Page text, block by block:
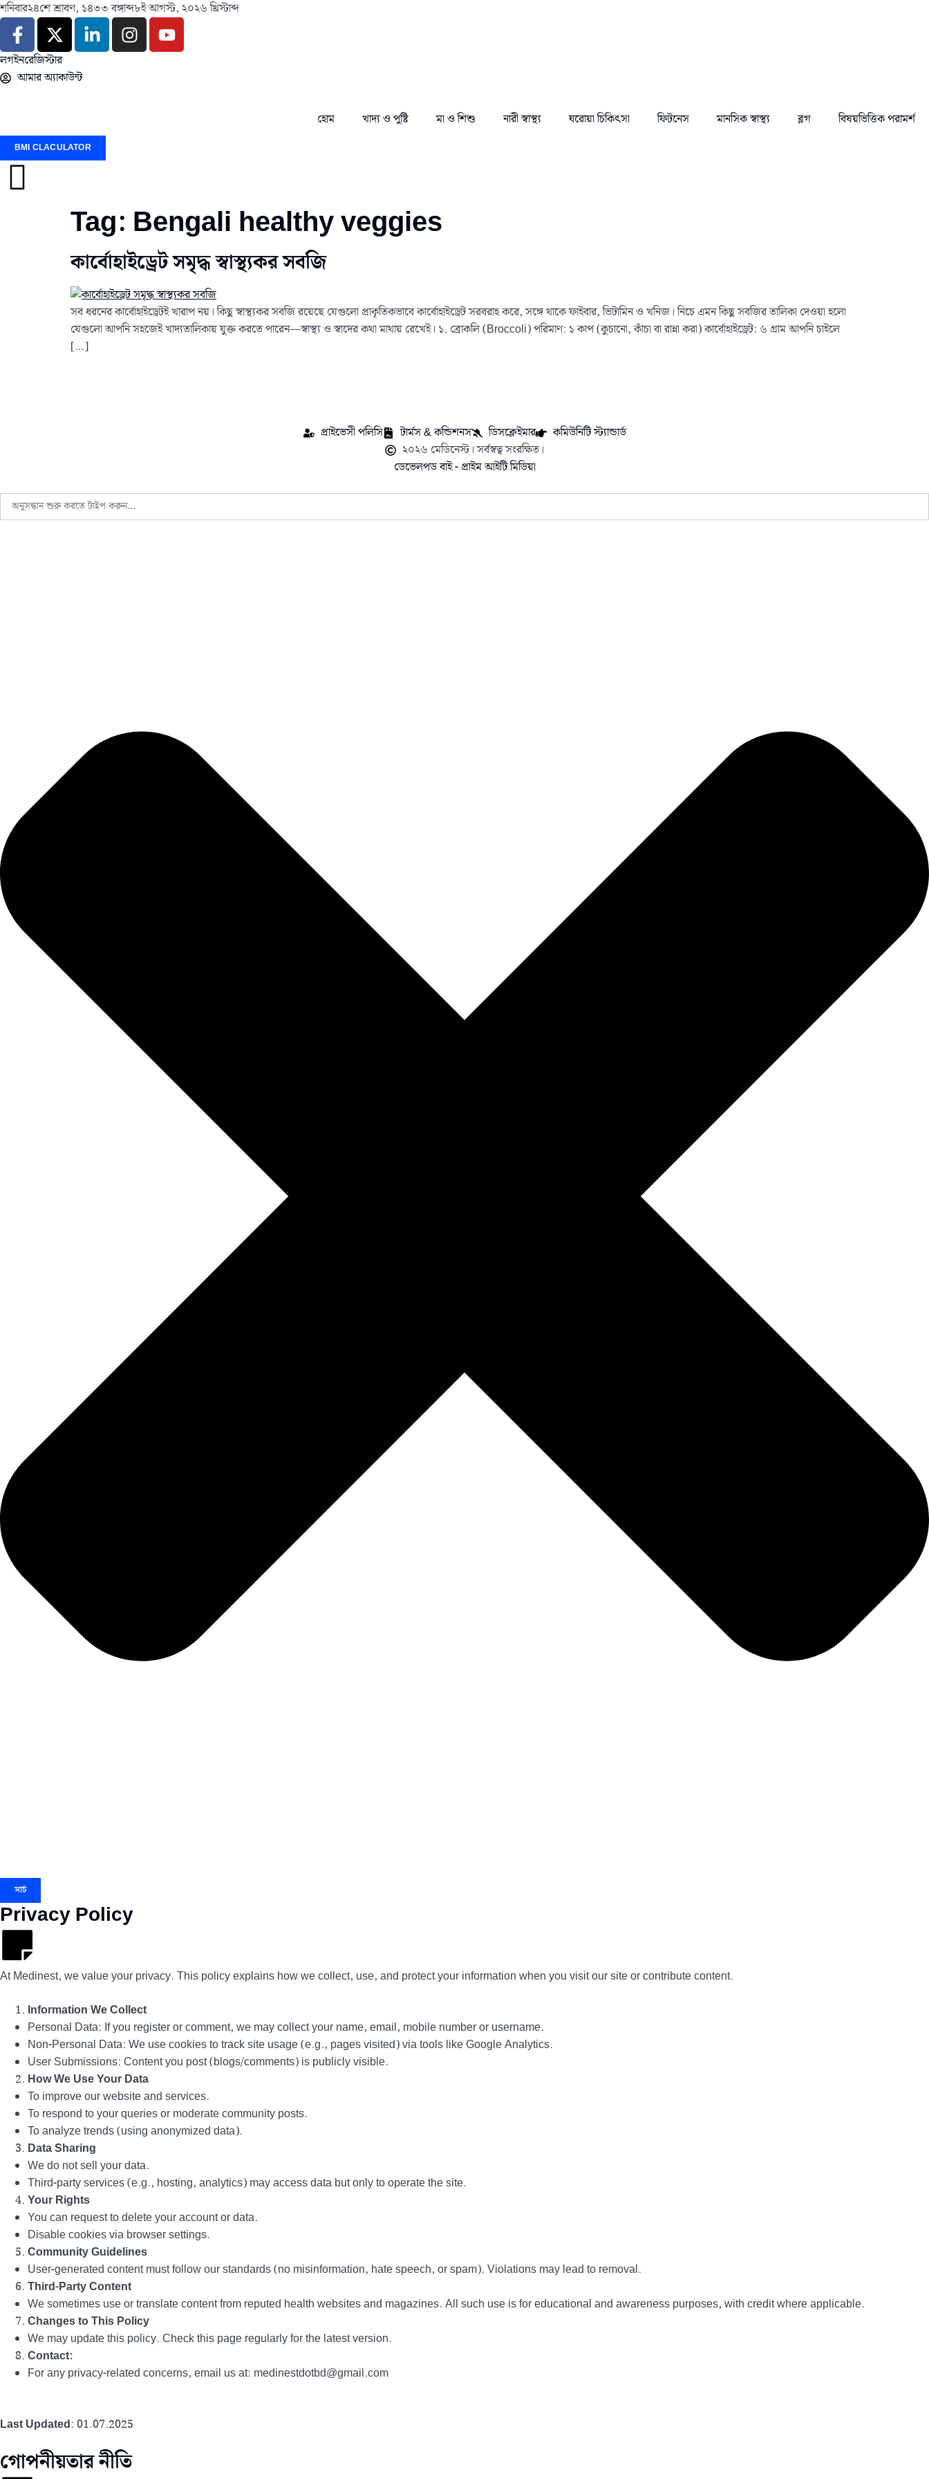
শনিবার২৪শে শ্রাবণ, ১৪৩৩ বঙ্গাব্দ৮ই আগস্ট, ২০২৬ খ্রিস্টাব্দ
লগইনরেজিস্টার
আমার অ্যাকাউন্ট
হোম খাদ্য ও পুষ্টি মা ও শিশু নারী স্বাস্থ্য ঘরোয়া চিকিৎসা ফিটনেস মানসিক স্বাস্থ্য ব্লগ বিষয়ভিত্তিক পরামর্শ
BMI CLACULATOR
Tag: Bengali healthy veggies
কার্বোহাইড্রেট সমৃদ্ধ স্বাস্থ্যকর সবজি
সব ধরনের কার্বোহাইড্রেটই খারাপ নয়। কিছু স্বাস্থ্যকর সবজি রয়েছে যেগুলো প্রাকৃতিকভাবে কার্বোহাইড্রেট সরবরাহ করে, সঙ্গে থাকে ফাইবার, ভিটামিন ও খনিজ। নিচে এমন কিছু সবজির তালিকা দেওয়া হলো
যেগুলো আপনি সহজেই খাদ্যতালিকায় যুক্ত করতে পারেন—স্বাস্থ্য ও স্বাদের কথা মাথায় রেখেই। ১. ব্রোকলি (Broccoli) পরিমাণ: ১ কাপ (কুচানো, কাঁচা বা রান্না করা) কার্বোহাইড্রেট: ৬ গ্রাম আপনি চাইলে
[…]
প্রাইভেসী পলিসি টার্মস & কন্ডিশনস ডিসক্লেইমার
কমিউনিটি স্ট্যান্ডার্ড
২০২৬ মেডিনেস্ট। সর্বস্বত্ব সংরক্ষিত।
ডেভেলপড বাই - প্রাইম আইটি মিডিয়া
সার্চ
Privacy Policy
At Medinest, we value your privacy. This policy explains how we collect, use, and protect your information when you visit our site or contribute content.
Information We Collect
Personal Data: If you register or comment, we may collect your name, email, mobile number or username.
Non-Personal Data: We use cookies to track site usage (e.g., pages visited) via tools like Google Analytics.
User Submissions: Content you post (blogs/comments) is publicly visible.
How We Use Your Data
To improve our website and services.
To respond to your queries or moderate community posts.
To analyze trends (using anonymized data).
Data Sharing
We do not sell your data.
Third-party services (e.g., hosting, analytics) may access data but only to operate the site.
Your Rights
You can request to delete your account or data.
Disable cookies via browser settings.
Community Guidelines
User-generated content must follow our standards (no misinformation, hate speech, or spam). Violations may lead to removal.
Third-Party Content
We sometimes use or translate content from reputed health websites and magazines. All such use is for educational and awareness purposes, with credit where applicable.
Changes to This Policy
We may update this policy. Check this page regularly for the latest version.
Contact:
For any privacy-related concerns, email us at: medinestdotbd@gmail.com
Last Updated: 01.07.2025
গোপনীয়তার নীতি